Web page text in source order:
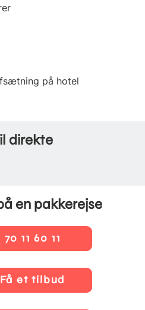
på hotel
direkte
en pakkerejse
70 11 60 11
Få et tilbud